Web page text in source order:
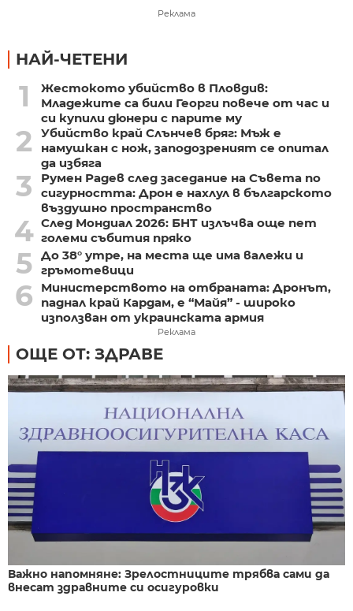
Реклама
НАЙ-ЧЕТЕНИ
1
Жестокото убийство в Пловдив:
Младежите са били Георги повече от час и
си купили дюнери с парите му
2
Убийство край Слънчев бряг: Мъж е
намушкан с нож, заподозреният се опитал
да избяга
3
Румен Радев след заседание на Съвета по
сигурността: Дрон е нахлул в българското
въздушно пространство
4 След Мондиал 2026: БНТ излъчва още пет
големи събития пряко
5 До 38° утре, на места ще има валежи и
гръмотевици
6
Министерството на отбраната: Дронът,
паднал край Кардам, е “Майя” - широко
използван от украинската армия
Реклама
ОЩЕ ОТ: ЗДРАВЕ
Важно напомняне: Зрелостниците трябва сами да
внесат здравните си осигуровки